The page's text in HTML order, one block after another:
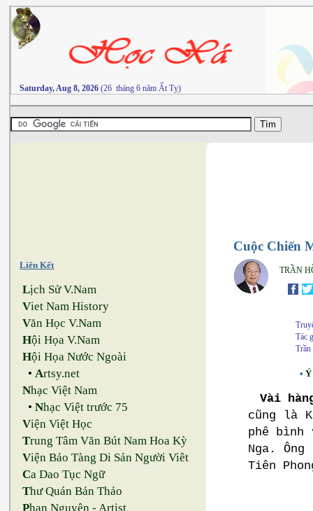
Saturday, Aug 8, 2026 (26 tháng 6 năm Ất Tỵ)
Liên Kết
Lịch Sử V.Nam
Viet Nam History
Văn Học V.Nam
Hội Họa V.Nam
Hội Họa Nước Ngoài
•Artsy.net
Nhạc Việt Nam
•Nhạc Việt trước 75
Viện Việt Học
Trung Tâm Văn Bút Nam Hoa Kỳ
Viện Bảo Tàng Di Sản Người Viêt
Ca Dao Tục Ngữ
Thư Quán Bản Thảo
Phan Nguyên - Artist
Cuộc Chiến
TRẦN
Tác
Trần
• Ý
Vài
cũng là
phê bình
Nga.
Tiên